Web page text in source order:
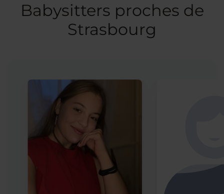
Babysitters proches de
Strasbourg